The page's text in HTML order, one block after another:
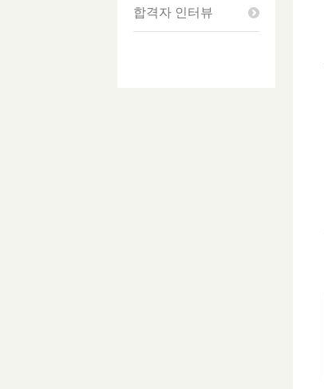
합격자 인터뷰